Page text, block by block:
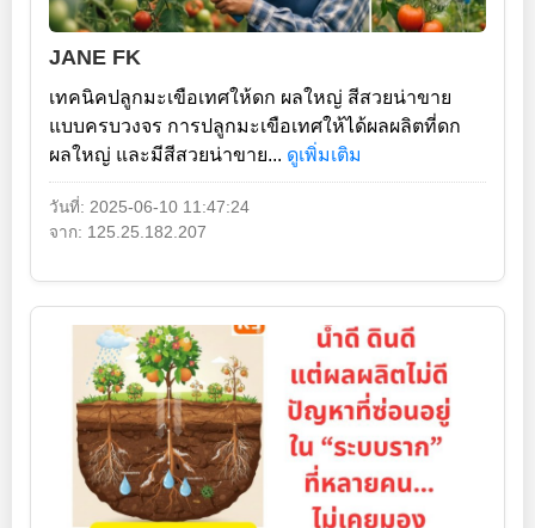
JANE FK
เทคนิคปลูกมะเขือเทศให้ดก ผลใหญ่ สีสวยน่าขาย
แบบครบวงจร การปลูกมะเขือเทศให้ได้ผลผลิตที่ดก
ผลใหญ่ และมีสีสวยน่าขาย... ดูเพิ่มเติม
วันที่: 2025-06-10 11:47:24
จาก: 125.25.182.207